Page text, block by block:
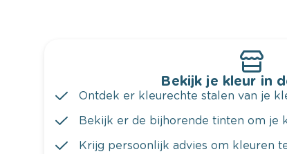
Bekijk je kleur in
Ontdek er kleurechte stalen van je
Bekijk er de bijhorende tinten om je
Krijg persoonlijk advies om kleuren